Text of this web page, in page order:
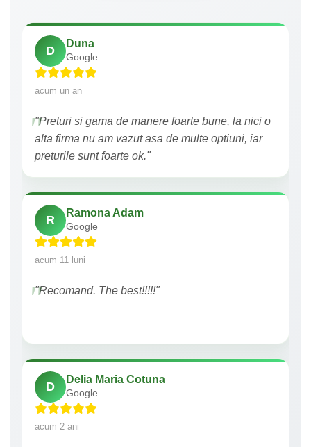
D
Duna
Google
acum un an
"Preturi si gama de manere foarte bune, la nici o
alta firma nu am vazut asa de multe optiuni, iar
preturile sunt foarte ok."
R
Ramona Adam
Google
acum 11 luni
"Recomand. The best!!!!!"
D
Delia Maria Cotuna
Google
acum 2 ani